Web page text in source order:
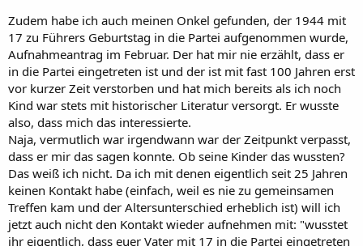
Zudem habe ich auch meinen Onkel gefunden, der 1944 mit
17 zu Führers Geburtstag in die Partei aufgenommen wurde,
Aufnahmeantrag im Februar. Der hat mir nie erzählt, dass er
in die Partei eingetreten ist und der ist mit fast 100 Jahren erst
vor kurzer Zeit verstorben und hat mich bereits als ich noch
Kind war stets mit historischer Literatur versorgt. Er wusste
also, dass mich das interessierte.
Naja, vermutlich war irgendwann war der Zeitpunkt verpasst,
dass er mir das sagen konnte. Ob seine Kinder das wussten?
Das weiß ich nicht. Da ich mit denen eigentlich seit 25 Jahren
keinen Kontakt habe (einfach, weil es nie zu gemeinsamen
Treffen kam und der Altersunterschied erheblich ist) will ich
jetzt auch nicht den Kontakt wieder aufnehmen mit: "wusstet
ihr eigentlich, dass euer Vater mit 17 in die Partei eingetreten